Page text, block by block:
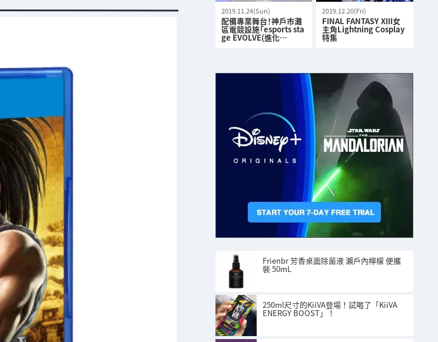
2019.11.24(Sun)
配備專業舞台！神戶市灘
區電競設施「esports sta
ge EVOLVE(進化…
2019.12.20(Fri)
FINAL FANTASY XIII女
主角Lightning Cosplay
特集
Frienbr 芳香桌面除菌液 瀨戶內檸檬 便攜
裝 50mL
250ml尺寸的KiiVA登場！試喝了「KiiVA
ENERGY BOOST」！